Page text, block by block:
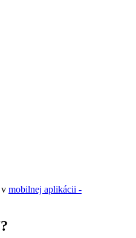
v mobilnej aplikácii -